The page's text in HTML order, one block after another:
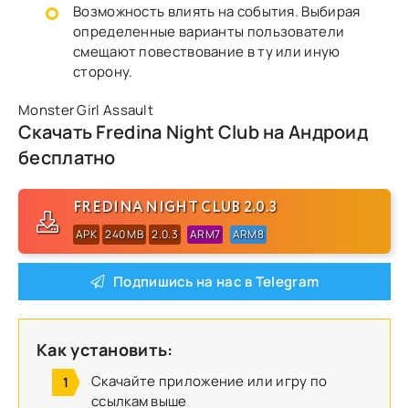
Возможность влиять на события. Выбирая
определенные варианты пользователи
смещают повествование в ту или иную
сторону.
Monster Girl Assault
Скачать Fredina Night Club на Андроид
бесплатно
FREDINA NIGHT CLUB 2.0.3
APK 240 MB 2.0.3 ARM7 ARM8
Подпишись на нас в Telegram
Как установить:
Скачайте приложение или игру по
ссылкам выше